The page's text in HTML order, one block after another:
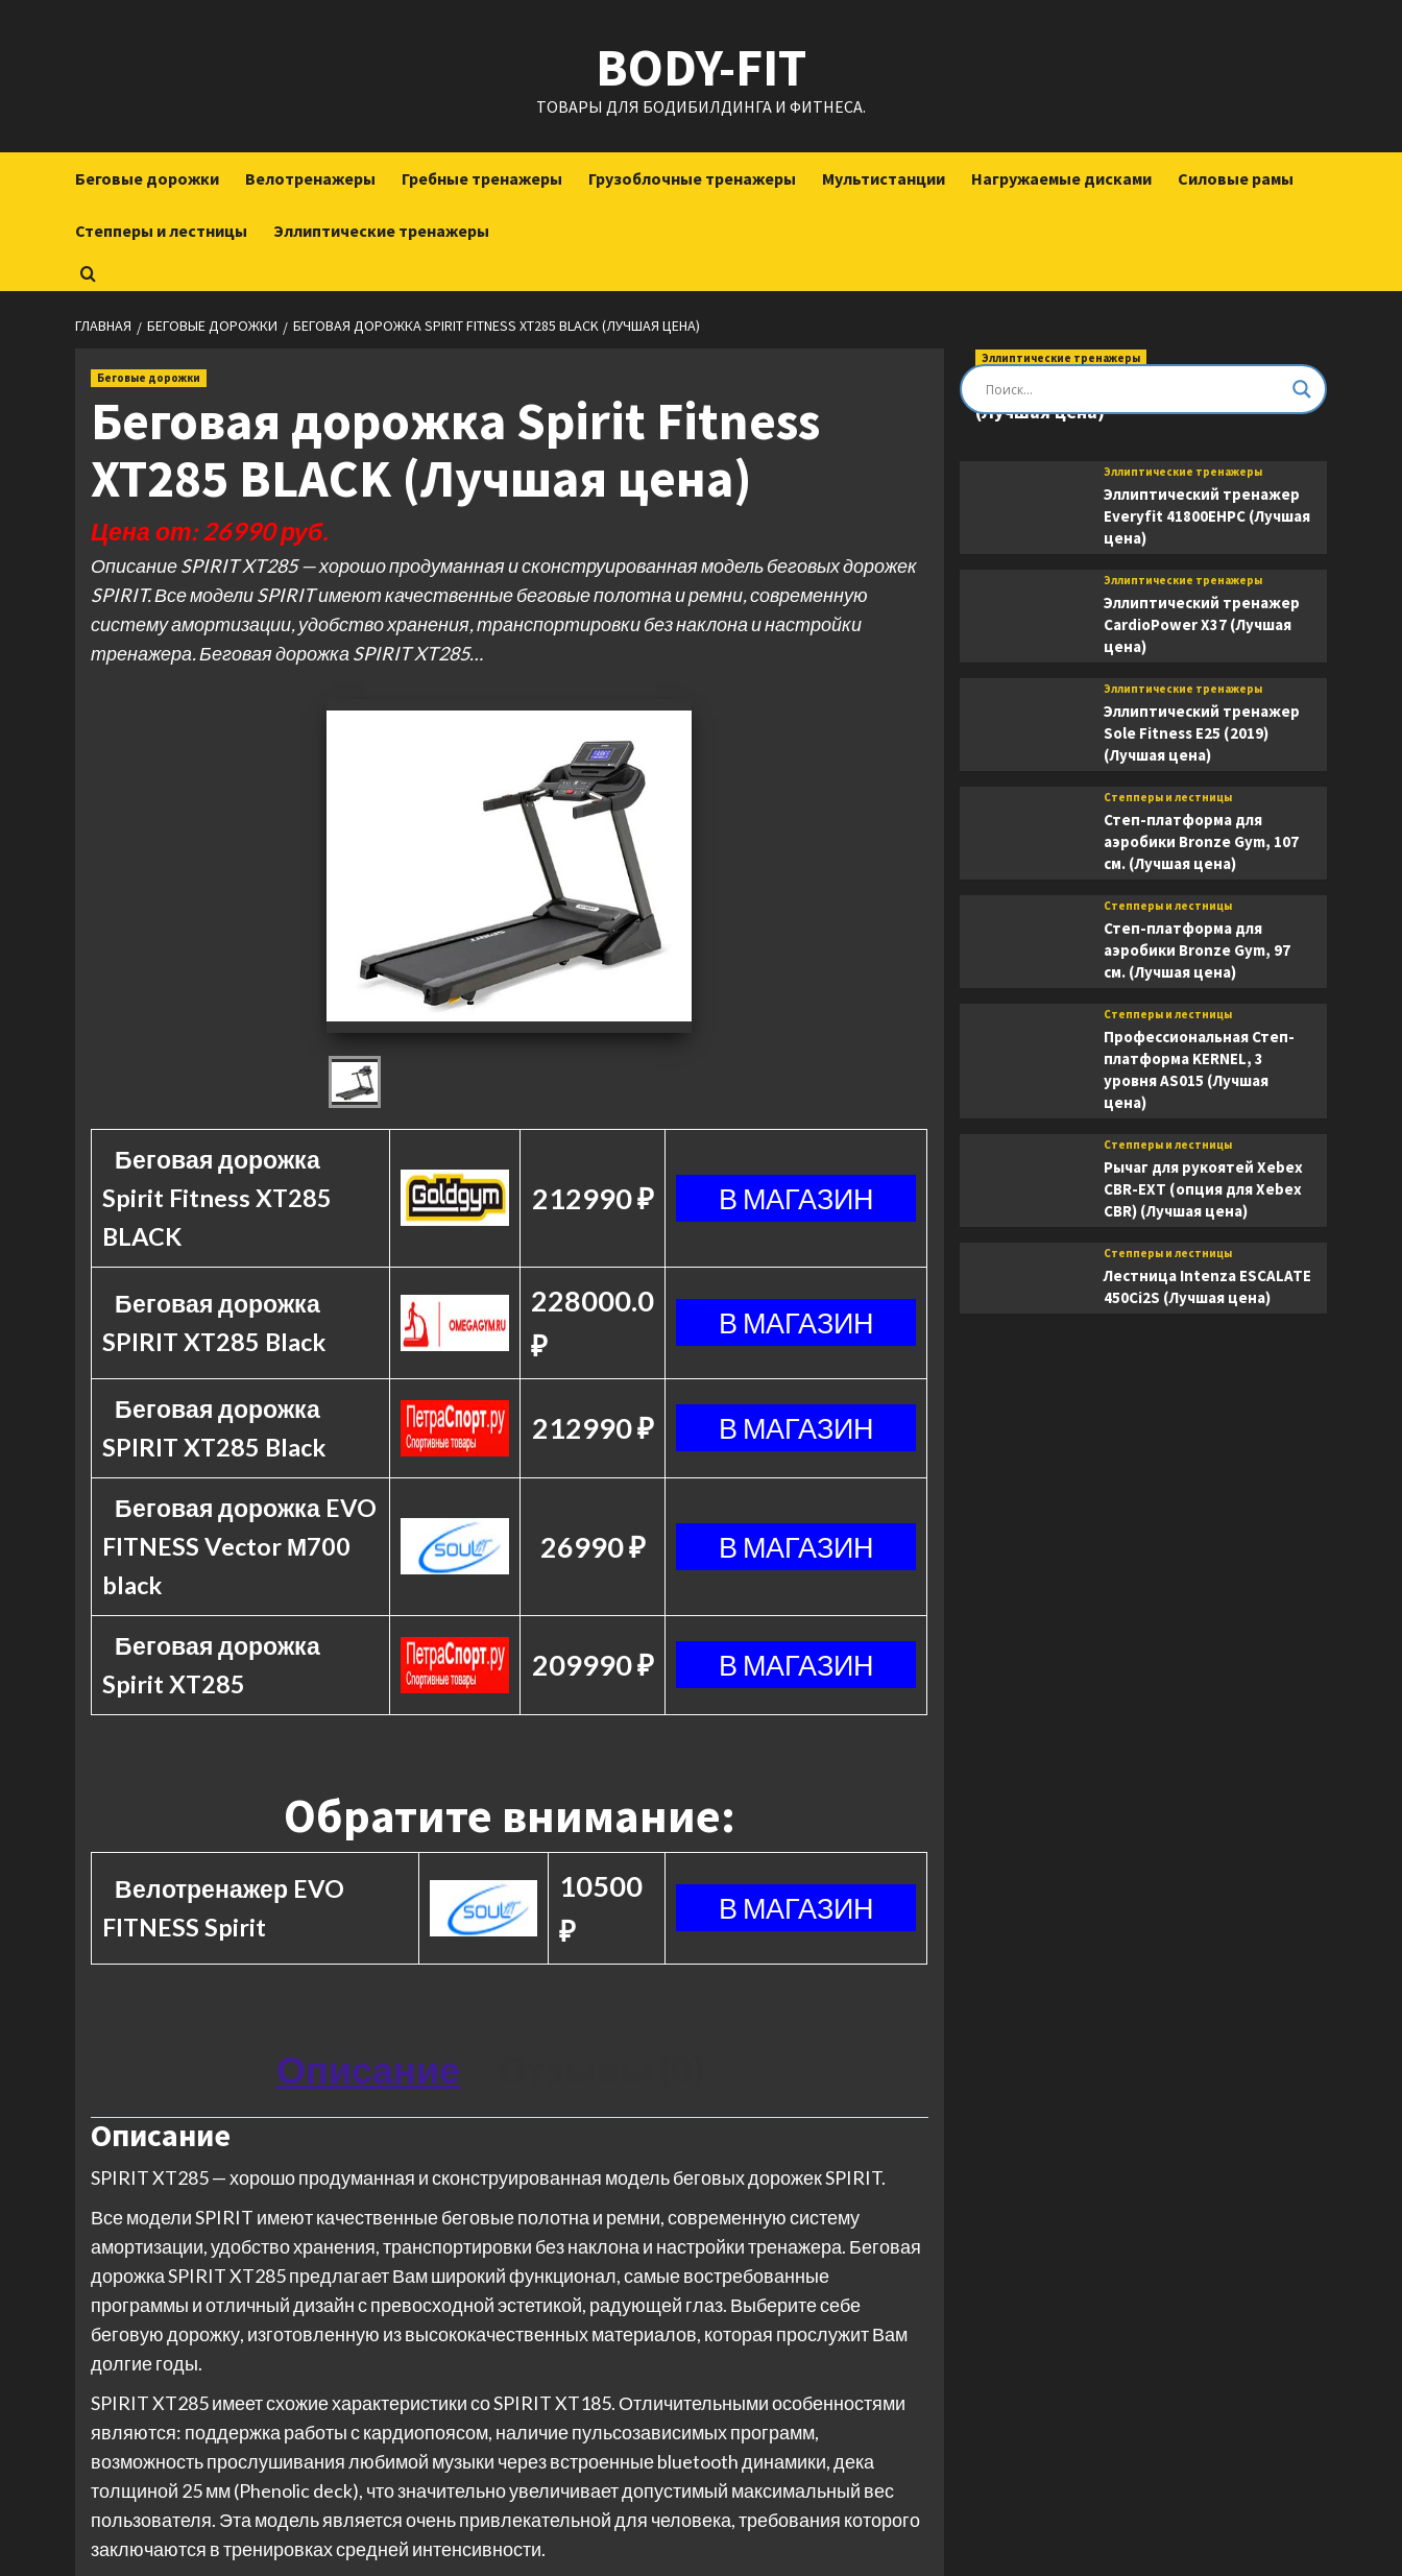
BODY-FIT
ТОВАРЫ ДЛЯ БОДИБИЛДИНГА И ФИТНЕСА.
Беговые дорожки Велотренажеры Гребные тренажеры Грузоблочные тренажеры Мультистанции Нагружаемые дисками Силовые рамы
Степперы и лестницы Эллиптические тренажеры
ГЛАВНАЯ БЕГОВЫЕ ДОРОЖКИ БЕГОВАЯ ДОРОЖКА SPIRIT FITNESS XT285 BLACK (ЛУЧШАЯ ЦЕНА)
Беговые дорожки
Беговая дорожка Spirit Fitness
XT285 BLACK (Лучшая цена)
Цена от: 26990 руб.
Описание SPIRIT XT285 — хорошо продуманная и сконструированная модель беговых дорожек
SPIRIT. Все модели SPIRIT имеют качественные беговые полотна и ремни, современную
систему амортизации, удобство хранения, транспортировки без наклона и настройки
тренажера. Беговая дорожка SPIRIT XT285…
Беговая дорожка
Spirit Fitness XT285
BLACK
212990 ₽
Беговая дорожка
SPIRIT XT285 Black
228000.0
₽
Беговая дорожка
SPIRIT XT285 Black
212990 ₽
Беговая дорожка EVO
FITNESS Vector М700
black
26990 ₽
Беговая дорожка
Spirit XT285
209990 ₽
Обратите внимание:
Велотренажер EVO
FITNESS Spirit
10500
₽
Описание
Описание
SPIRIT XT285 — хорошо продуманная и сконструированная модель беговых дорожек SPIRIT.
Все модели SPIRIT имеют качественные беговые полотна и ремни, современную систему
амортизации, удобство хранения, транспортировки без наклона и настройки тренажера. Беговая
дорожка SPIRIT XT285 предлагает Вам широкий функционал, самые востребованные
программы и отличный дизайн с превосходной эстетикой, радующей глаз. Выберите себе
беговую дорожку, изготовленную из высококачественных материалов, которая прослужит Вам
долгие годы.
SPIRIT XT285 имеет схожие характеристики со SPIRIT XT185. Отличительными особенностями
являются: поддержка работы с кардиопоясом, наличие пульсозависимых программ,
возможность прослушивания любимой музыки через встроенные bluetooth динамики, дека
толщиной 25 мм (Phenolic deck), что значительно увеличивает допустимый максимальный вес
пользователя. Эта модель является очень привлекательной для человека, требования которого
заключаются в тренировках средней интенсивности.
Эллиптические тренажеры
Эллиптический тренажер DFC E8745T
(Лучшая цена)
Эллиптические тренажеры
Эллиптический тренажер
Everyfit 41800EHPC (Лучшая
цена)
Эллиптические тренажеры
Эллиптический тренажер
CardioPower X37 (Лучшая
цена)
Эллиптические тренажеры
Эллиптический тренажер
Sole Fitness E25 (2019)
(Лучшая цена)
Степперы и лестницы
Степ-платформа для
аэробики Bronze Gym, 107
см. (Лучшая цена)
Степперы и лестницы
Степ-платформа для
аэробики Bronze Gym, 97
см. (Лучшая цена)
Степперы и лестницы
Профессиональная Степ-
платформа KERNEL, 3
уровня AS015 (Лучшая
цена)
Степперы и лестницы
Рычаг для рукоятей Xebex
CBR-EXT (опция для Xebex
CBR) (Лучшая цена)
Степперы и лестницы
Лестница Intenza ESCALATE
450Ci2S (Лучшая цена)